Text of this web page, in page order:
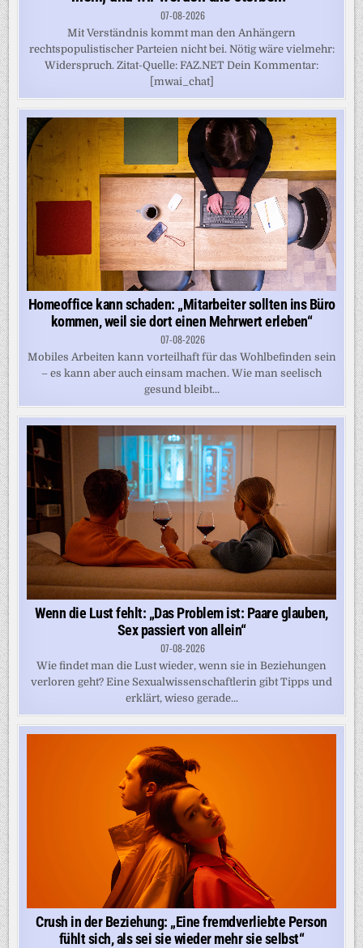
07-08-2026
Mit Verständnis kommt man den Anhängern
rechtspopulistischer Parteien nicht bei. Nötig wäre vielmehr:
Widerspruch. Zitat-Quelle: FAZ.NET Dein Kommentar:
[mwai_chat]
Homeoffice kann schaden: „Mitarbeiter sollten ins Büro
kommen, weil sie dort einen Mehrwert erleben“
07-08-2026
Mobiles Arbeiten kann vorteilhaft für das Wohlbefinden sein
– es kann aber auch einsam machen. Wie man seelisch
gesund bleibt...
Wenn die Lust fehlt: „Das Problem ist: Paare glauben,
Sex passiert von allein“
07-08-2026
Wie findet man die Lust wieder, wenn sie in Beziehungen
verloren geht? Eine Sexualwissenschaftlerin gibt Tipps und
erklärt, wieso gerade...
Crush in der Beziehung: „Eine fremdverliebte Person
fühlt sich, als sei sie wieder mehr sie selbst“